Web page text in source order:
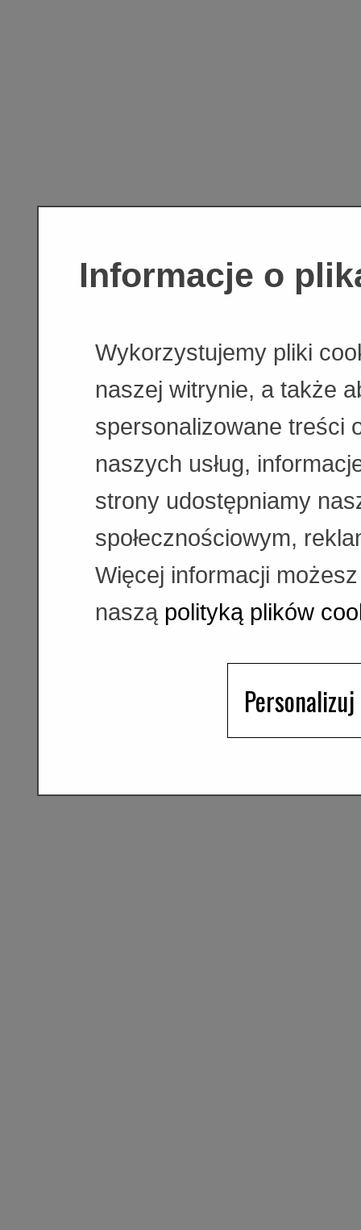
Informacje o
Wykorzystujemy pliki
naszej witrynie, a także
spersonalizowane treści
naszych usług,
strony udostępniamy
społecznościowym,
Więcej informacji
naszą polityką plików
Personalizuj